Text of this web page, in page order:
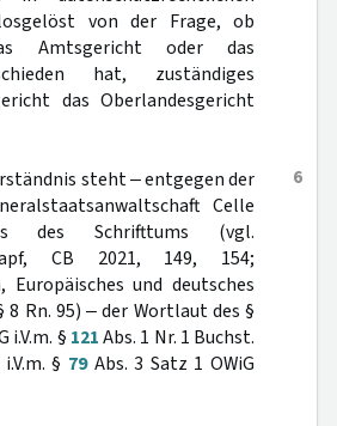
von der Frage, ob
Amtsgericht oder das
hat, zuständiges
das Oberlandesgericht
6
steht ‒ entgegen der
Celle
des Schrifttums (vgl.
CB 2021, 149, 154;
Europäisches und deutsches
Rn. 95) ‒ der Wortlaut des §
i.V.m. § 121Abs. 1 Nr. 1 Buchst.
§ 79Abs. 3 Satz 1 OWiG